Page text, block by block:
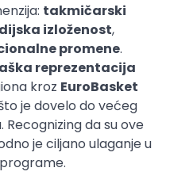
takmičarski
izloženost,
promene.
reprezentacija
kroz EuroBasket
je dovelo do većeg
da su ove
je ciljano ulaganje u